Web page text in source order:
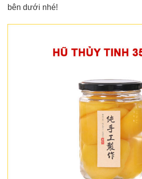
bên dưới nhé!